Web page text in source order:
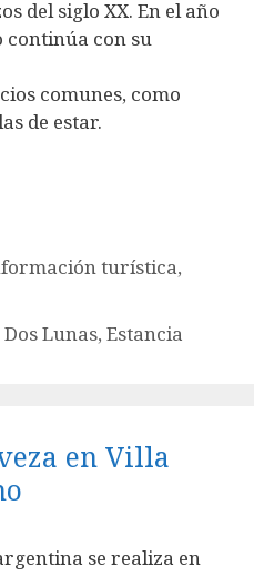
del siglo XX. En el año
con su
comunes, como
de estar.
turística,
Dos Lunas,Estancia
en Villa
se realiza en